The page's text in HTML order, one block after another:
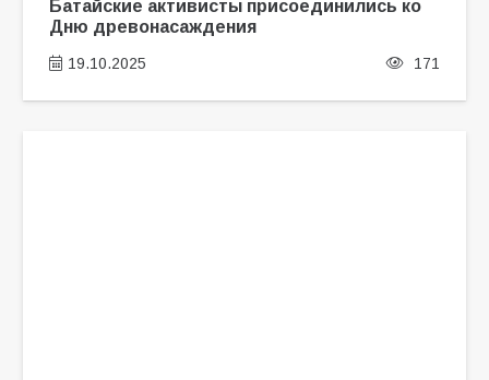
Батайские активисты присоединились ко
Дню древонасаждения
19.10.2025 171